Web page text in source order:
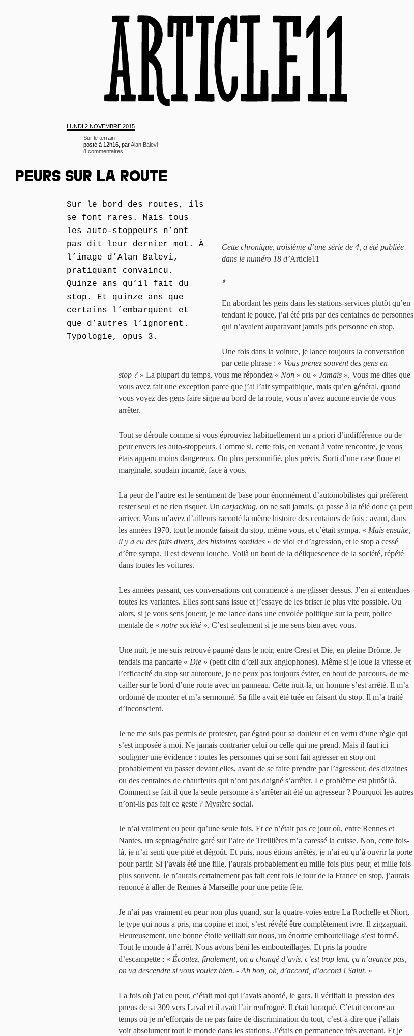
LUNDI 2 NOVEMBRE 2015
Sur le terrain
posté à 12h16, parAlan Balevi
8 commentaires
PEURS SUR LA ROUTE
Sur le bord des routes, ils
se font rares. Mais tous
les auto-stoppeurs n’ont
pas dit leur dernier mot. À
l’image d’Alan Balevi,
pratiquant convaincu.
Quinze ans qu’il fait du
stop. Et quinze ans que
certains l’embarquent et
que d’autres l’ignorent.
Typologie, opus 3.
Cette chronique, troisième d’une série de 4, a été publiée
dans le numéro 18 d’Article11
*
En abordant les gens dans les stations-services plutôt qu’en
tendant le pouce, j’ai été pris par des centaines de personnes
qui n’avaient auparavant jamais pris personne en stop.
Une fois dans la voiture, je lance toujours la conversation
par cette phrase : « Vous prenez souvent des gens en
stop ? » La plupart du temps, vous me répondez « Non » ou « Jamais ». Vous me dites que
vous avez fait une exception parce que j’ai l’air sympathique, mais qu’en général, quand
vous voyez des gens faire signe au bord de la route, vous n’avez aucune envie de vous
arrêter.
Tout se déroule comme si vous éprouviez habituellement un a priori d’indifférence ou de
peur envers les auto-stoppeurs. Comme si, cette fois, en venant à votre rencontre, je vous
étais apparu moins dangereux. Ou plus personnifié, plus précis. Sorti d’une case floue et
marginale, soudain incarné, face à vous.
La peur de l’autre est le sentiment de base pour énormément d’automobilistes qui préfèrent
rester seul et ne rien risquer. Un carjacking, on ne sait jamais, ça passe à la télé donc ça peut
arriver. Vous m’avez d’ailleurs raconté la même histoire des centaines de fois : avant, dans
les années 1970, tout le monde faisait du stop, même vous, et c’était sympa. « Mais ensuite,
il y a eu des faits divers, des histoires sordides » de viol et d’agression, et le stop a cessé
d’être sympa. Il est devenu louche. Voilà un bout de la déliquescence de la société, répété
dans toutes les voitures.
Les années passant, ces conversations ont commencé à me glisser dessus. J’en ai entendues
toutes les variantes. Elles sont sans issue et j’essaye de les briser le plus vite possible. Ou
alors, si je vous sens joueur, je me lance dans une envolée politique sur la peur, police
mentale de « notre société». C’est seulement si je me sens bien avec vous.
Une nuit, je me suis retrouvé paumé dans le noir, entre Crest et Die, en pleine Drôme. Je
tendais ma pancarte « Die » (petit clin d’œil aux anglophones). Même si je loue la vitesse et
l’efficacité du stop sur autoroute, je ne peux pas toujours éviter, en bout de parcours, de me
cailler sur le bord d’une route avec un panneau. Cette nuit-là, un homme s’est arrêté. Il m’a
ordonné de monter et m’a sermonné. Sa fille avait été tuée en faisant du stop. Il m’a traité
d’inconscient.
Je ne me suis pas permis de protester, par égard pour sa douleur et en vertu d’une règle qui
s’est imposée à moi. Ne jamais contrarier celui ou celle qui me prend. Mais il faut ici
souligner une évidence : toutes les personnes qui se sont fait agresser en stop ont
probablement vu passer devant elles, avant de se faire prendre par l’agresseur, des dizaines
ou des centaines de chauffeurs qui n’ont pas daigné s’arrêter. Le problème est plutôt là.
Comment se fait-il que la seule personne à s’arrêter ait été un agresseur ? Pourquoi les autres
n’ont-ils pas fait ce geste ? Mystère social.
Je n’ai vraiment eu peur qu’une seule fois. Et ce n’était pas ce jour où, entre Rennes et
Nantes, un septuagénaire garé sur l’aire de Treillières m’a caressé la cuisse. Non, cette fois-
là, je n’ai senti que pitié et dégoût. Et puis, nous étions arrêtés, je n’ai eu qu’à ouvrir la porte
pour partir. Si j’avais été une fille, j’aurais probablement eu mille fois plus peur, et mille fois
plus souvent. Je n’aurais certainement pas fait cent fois le tour de la France en stop, j’aurais
renoncé à aller de Rennes à Marseille pour une petite fête.
Je n’ai pas vraiment eu peur non plus quand, sur la quatre-voies entre La Rochelle et Niort,
le type qui nous a pris, ma copine et moi, s’est révélé être complètement ivre. Il zigzaguait.
Heureusement, une bonne étoile veillait sur nous, un énorme embouteillage s’est formé.
Tout le monde à l’arrêt. Nous avons béni les embouteillages. Et pris la poudre
d’escampette : « Écoutez, finalement, on a changé d’avis, c’est trop lent, ça n’avance pas,
on va descendre si vous voulez bien. - Ah bon, ok, d’accord, d’accord ! Salut. »
La fois où j’ai eu peur, c’était moi qui l’avais abordé, le gars. Il vérifiait la pression des
pneus de sa 309 vers Laval et il avait l’air renfrogné. Il était baraqué. C’était encore au
temps où je m’efforçais de ne pas faire de discrimination du tout, c’est-à-dire que j’allais
voir absolument tout le monde dans les stations. J’étais en permanence très avenant. Et je